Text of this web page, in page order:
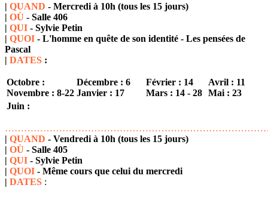
| QUAND - Mercredi à 10h (tous les 15 jours)
| OÙ - Salle 406
| QUI - Sylvie Petin
| QUOI - L'homme en quête de son identité - Les pensées de
Pascal
| DATES :
Octobre :
Novembre : 8-22
Décembre : 6
Janvier : 17
Février : 14
Mars : 14 - 28
Avril : 11
Mai : 23
Juin :
| QUAND - Vendredi à 10h (tous les 15 jours)
| OÙ - Salle 405
| QUI - Sylvie Petin
| QUOI - Même cours que celui du mercredi
| DATES :